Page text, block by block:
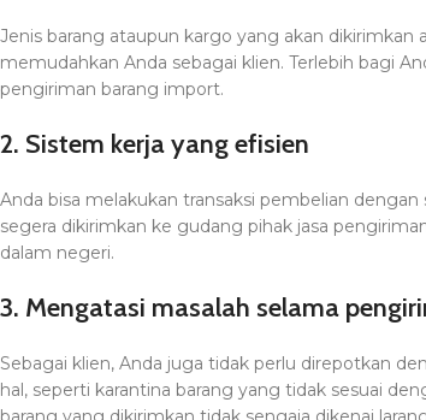
Jenis barang ataupun kargo yang akan
memudahkan Anda sebagai klien. Terlebih bagi
pengiriman barang import.
2. Sistem kerja yang efisien
Anda bisa melakukan transaksi pembelian
segera dikirimkan ke gudang pihak jasa
dalam negeri.
3. Mengatasi masalah selama
Sebagai klien, Anda juga tidak perlu direpotkan
hal, seperti karantina barang yang tidak sesuai